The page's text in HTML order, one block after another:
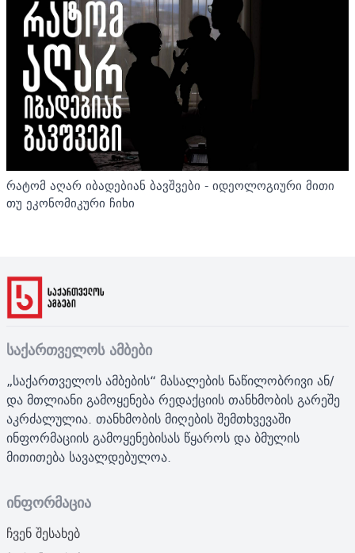
რატომ აღარ იბადებიან ბავშვები - იდეოლოგიური მითი
თუ ეკონომიკური ჩიხი
საქართველოს ამბები
„საქართველოს ამბების“ მასალების ნაწილობრივი ან/
და მთლიანი გამოყენება რედაქციის თანხმობის გარეშე
აკრძალულია. თანხმობის მიღების შემთხვევაში
ინფორმაციის გამოყენებისას წყაროს და ბმულის
მითითება სავალდებულოა.
ინფორმაცია
ჩვენ შესახებ